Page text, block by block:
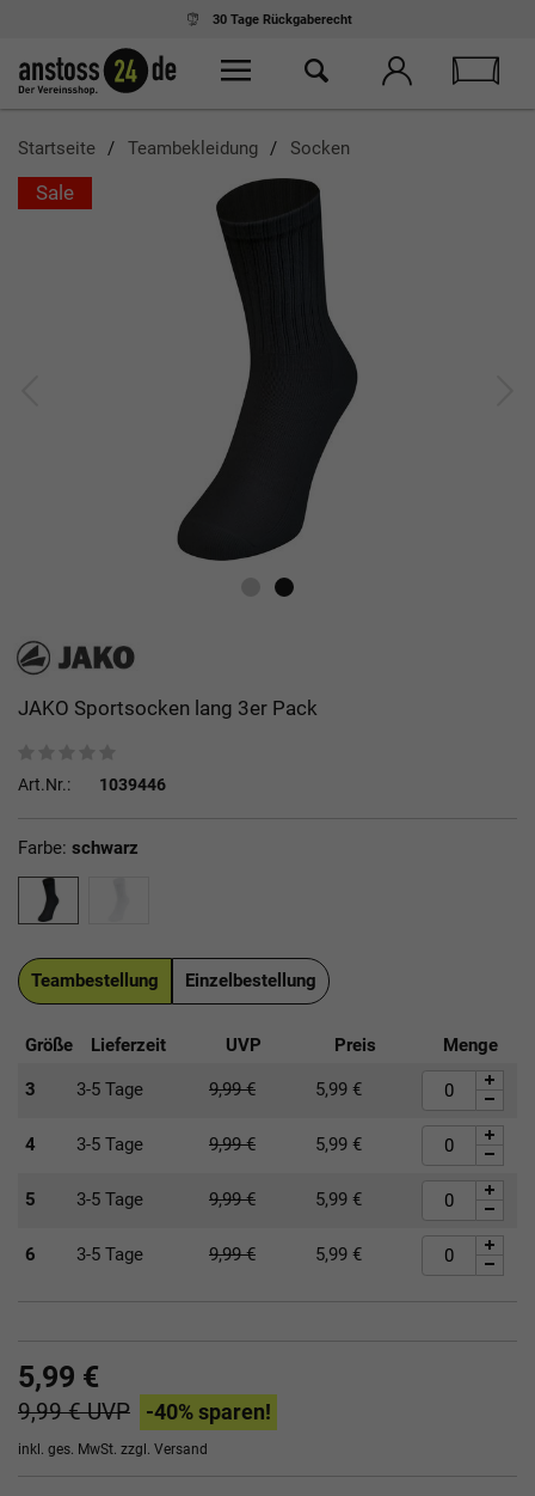
30 Tage Rückgaberecht
Startseite Teambekleidung Socken
Sale
JAKO Sportsocken lang 3er Pack
Art.Nr.: 1039446
Farbe: schwarz
Teambestellung Einzelbestellung
Größe Lieferzeit UVP Preis Menge
3 3-5 Tage 9,99€ 5,99 €
4 3-5 Tage 9,99€ 5,99 €
5 3-5 Tage 9,99€ 5,99 €
6 3-5 Tage 9,99€ 5,99 €
5,99 €
9,99 €UVP -40% sparen!
inkl. ges. MwSt. zzgl. Versand